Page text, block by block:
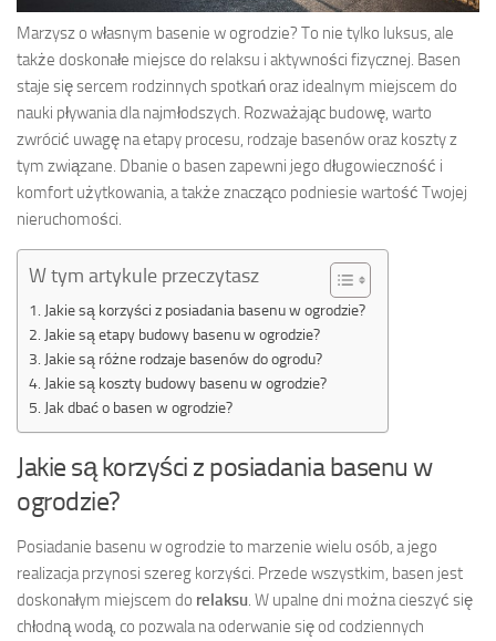
Marzysz o własnym basenie w ogrodzie? To nie tylko luksus, ale
także doskonałe miejsce do relaksu i aktywności fizycznej. Basen
staje się sercem rodzinnych spotkań oraz idealnym miejscem do
nauki pływania dla najmłodszych. Rozważając budowę, warto
zwrócić uwagę na etapy procesu, rodzaje basenów oraz koszty z
tym związane. Dbanie o basen zapewni jego długowieczność i
komfort użytkowania, a także znacząco podniesie wartość Twojej
nieruchomości.
W tym artykule przeczytasz
Jakie są korzyści z posiadania basenu w ogrodzie?
Jakie są etapy budowy basenu w ogrodzie?
Jakie są różne rodzaje basenów do ogrodu?
Jakie są koszty budowy basenu w ogrodzie?
Jak dbać o basen w ogrodzie?
Jakie są korzyści z posiadania basenu w
ogrodzie?
Posiadanie basenu w ogrodzie to marzenie wielu osób, a jego
realizacja przynosi szereg korzyści. Przede wszystkim, basen jest
doskonałym miejscem do relaksu. W upalne dni można cieszyć się
chłodną wodą, co pozwala na oderwanie się od codziennych